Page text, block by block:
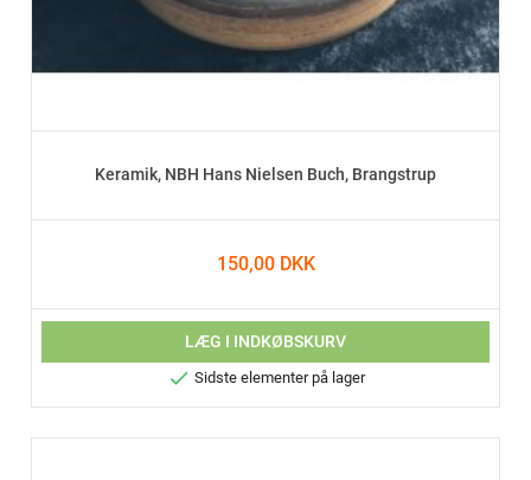
Keramik, NBH Hans Nielsen Buch, Brangstrup
150,00 DKK
LÆG I INDKØBSKURV
 Sidste elementer på lager